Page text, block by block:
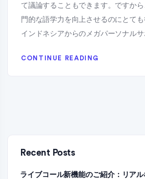
て議論することもできます。ですか
門的な語学力を向上させるのにとて
インドネシアからのメガパーソナル
CONTINUE READING
Recent Posts
ライブコール新機能のご紹介：リア